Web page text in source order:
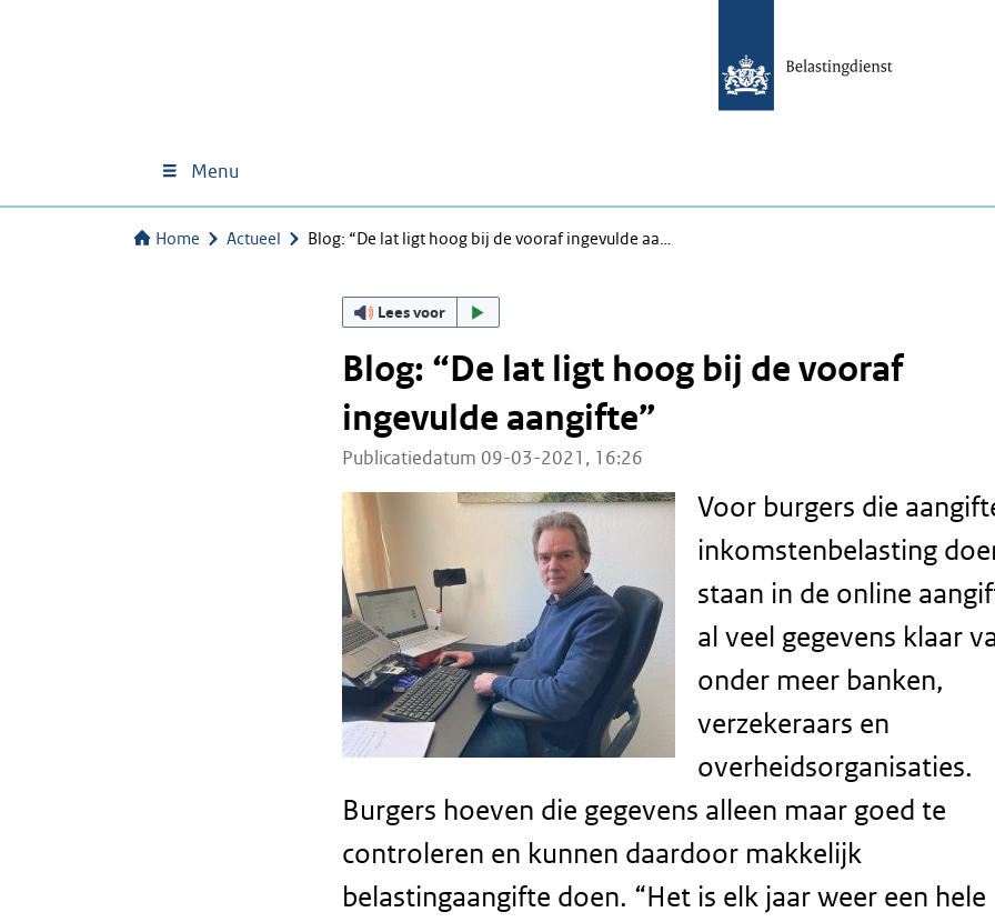
Menu
Home Actueel Blog: “De lat ligt hoog bij de vooraf ingevulde aa…
Lees voor
Blog: “De lat ligt hoog bij de vooraf
ingevulde aangifte”
Publicatiedatum 09-03-2021, 16:26
Voor burgers die
inkomstenbelasting
staan in de online
al veel gegevens klaar
onder meer banken,
verzekeraars en
overheidsorganisaties.
Burgers hoeven die gegevens alleen maar goed te
controleren en kunnen daardoor makkelijk
belastingaangifte doen. “Het is elk jaar weer een hele